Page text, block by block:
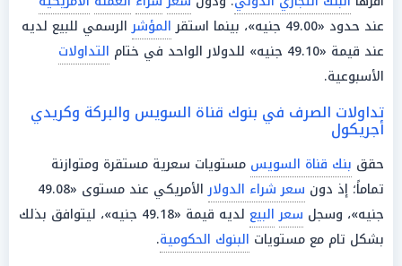
عند حدود «49.00 جنيه»، بينما استقر
المؤشرالرسمي للبيع لديه
عند قيمة «49.10 جنيه» للدولار الواحد في ختام
التداولات
الأسبوعية.
تداولات الصرف في بنوك قناة السويس والبركة وكريدي
أجريكول
حقق بنك قناة السويس مستويات سعرية مستقرة ومتوازنة
تماماً؛ إذ دون سعر شراء الدولار
الأمريكي عند مستوى «49.08
جنيه»، وسجل سعر البيع
لديه قيمة «49.18 جنيه»، ليتوافق بذلك
بشكل تام مع مستويات البنوك الحكومية.